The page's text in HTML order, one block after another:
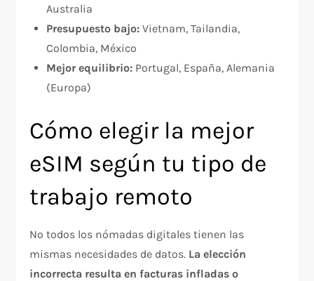
Australia
Presupuesto bajo: Vietnam, Tailandia,
Colombia, México
Mejor equilibrio: Portugal, España, Alemania
(Europa)
Cómo elegir la mejor
eSIM según tu tipo de
trabajo remoto
No todos los nómadas digitales tienen las
mismas necesidades de datos. La elección
incorrecta resulta en facturas infladas o